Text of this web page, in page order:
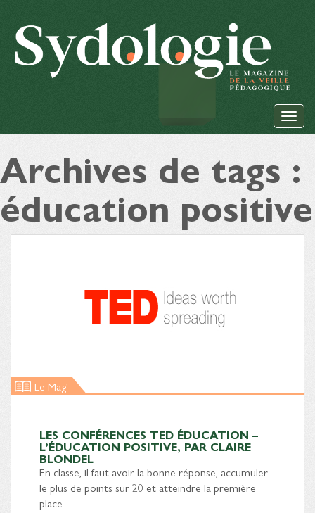
Archives de tags :
éducation positive
Le Mag'
LES CONFÉRENCES TED ÉDUCATION –
L’ÉDUCATION POSITIVE, PAR CLAIRE
BLONDEL
En classe, il faut avoir la bonne réponse, accumuler
le plus de points sur 20 et atteindre la première
place.…